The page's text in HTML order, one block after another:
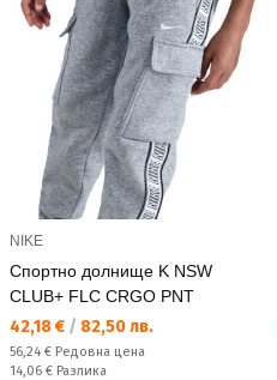
NIKE
Спортно долнище K NSW
CLUB+ FLC CRGO PNT
Текуща цена:
42,18 € / 82,50 лв.
Редовна цена:
56,24 € Редовна цена
Спестявате:
14,06 € Разлика